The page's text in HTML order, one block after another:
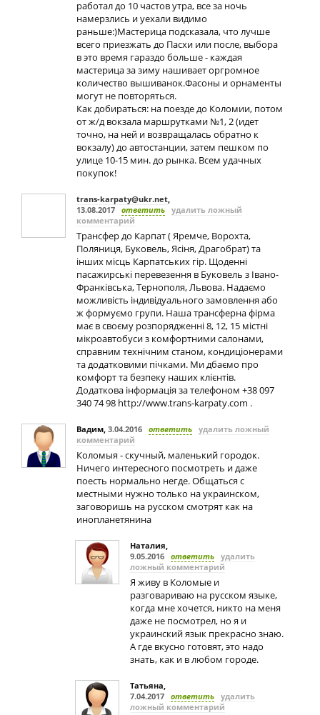
работал до 10 частов утра, все за ночь
намерзлись и уехали видимо
раньше:)Мастерица подсказала, что лучше
всего приезжать до Пасхи или после, выбора
в это время гараздо больше - каждая
мастерица за зиму нашивает оргромное
количество вышиванок.Фасоны и орнаменты
могут не повторяться.
Как добираться: на поезде до Коломии, потом
от ж/д вокзала маршрутками №1, 2 (идет
точно, на ней и возвращалась обратно к
вокзалу) до автостанции, затем пешком по
улице 10-15 мин. до рынка. Всем удачных
покупок!
trans-karpaty@ukr.net,
13.08.2017 ответить удалить ложный
комментарий
Трансфер до Карпат ( Яремче, Ворохта,
Поляниця, Буковель, Ясіня, Драгобрат) та
інших місць Карпатських гір. Щоденні
пасажирські перевезення в Буковель з Івано-
Франківська, Тернополя, Львова. Надаємо
можливість індивідуального замовлення або
ж формуємо групи. Наша трансферна фірма
має в своєму розпорядженні 8, 12, 15 містні
мікроавтобуси з комфортними салонами,
справним технічним станом, кондиціонерами
та додатковими пічками. Ми дбаємо про
комфорт та безпеку наших клієнтів.
Додаткова інформація за телефоном +38 097
340 74 98 http://www.trans-karpaty.com .
Вадим, 3.04.2016 ответить удалить ложный
комментарий
Коломыя - скучный, маленький городок.
Ничего интересного посмотреть и даже
поесть нормально негде. Общаться с
местными нужно только на украинском,
заговоришь на русском смотрят как на
инопланетянина
Наталия,
9.05.2016 ответить удалить
ложный комментарий
Я живу в Коломые и
разговариваю на русском языке,
когда мне хочется, никто на меня
даже не посмотрел, но я и
украинский язык прекрасно знаю.
А где вкусно готовят, это надо
знать, как и в любом городе.
Татьяна,
7.04.2017 ответить удалить
ложный комментарий